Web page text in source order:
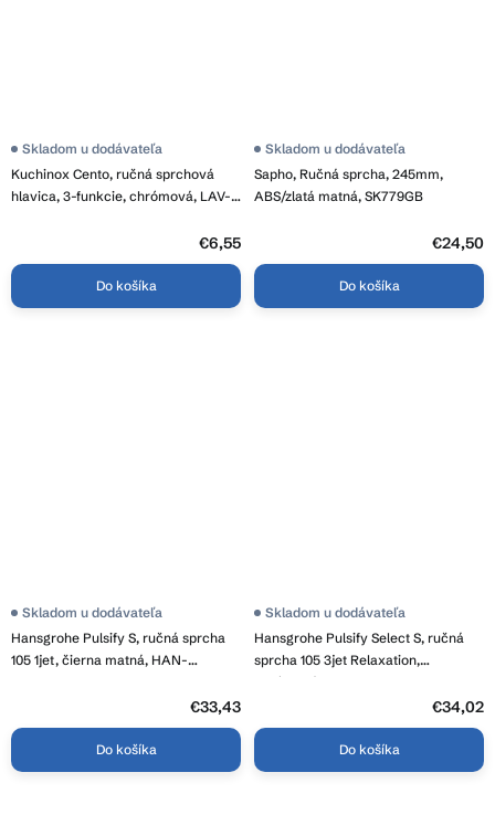
Kuchinox Cento, ručná sprchová
hlavica, 3-funkcie, chrómová, LAV-
Skladom u dodávateľa
€6,55
Do košíka
Sapho, Ručná sprcha, 245mm,
ABS/zlatá matná, SK779GB
Skladom u dodávateľa
€24,50
Do košíka
Hansgrohe Pulsify S, ručná sprcha
105 1jet, čierna matná, HAN-
Skladom u dodávateľa
€33,43
Do košíka
Hansgrohe Pulsify Select S, ručná
sprcha 105 3jet Relaxation,
chrómová, HAN-24110000
Skladom u dodávateľa
€34,02
Do košíka